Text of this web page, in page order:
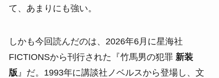
て、あまりにも強い。
しかも今回読んだのは、2026年6月に星海社
FICTIONSから刊行された『竹馬男の犯罪 新装
版』だ。1993年に講談社ノベルスから登場し、文